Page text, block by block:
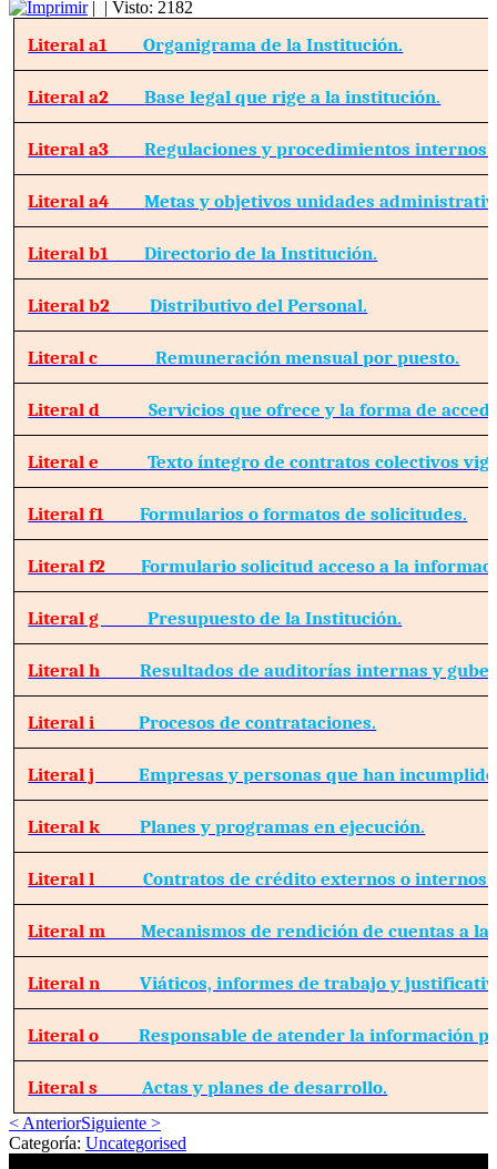
| | Visto: 2182
Literal a1Organigrama de la Institución.
Literal a2Base legal que rige a la institución.
Literal a3Regulaciones y procedimientos internos.
Literal a4Metas y objetivos unidades
Literal b1Directorio de la Institución.
Literal b2Distributivo del Personal.
Literal c Remuneración mensual por puesto.
Literal dServicios que ofrece y la forma de
Literal eTexto íntegro de contratos colectivos
Literal f1Formularios o formatos de solicitudes.
Literal f2Formulario solicitud acceso a la
Literal gPresupuesto de la Institución.
Literal hResultados de auditorías internas y
Literal iProcesos de contrataciones.
Literal jEmpresas y personas que han
Literal kPlanes y programas en ejecución.
Literal lContratos de crédito externos o internos.
Literal mMecanismos de rendición de cuentas a la
Literal nViáticos, informes de trabajo y
Literal oResponsable de atender la información
Literal s Actas y planes de desarrollo.
< AnteriorSiguiente >
Categoría: Uncategorised